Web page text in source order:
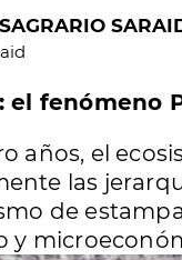
el fenómeno
años, el
las
de
y